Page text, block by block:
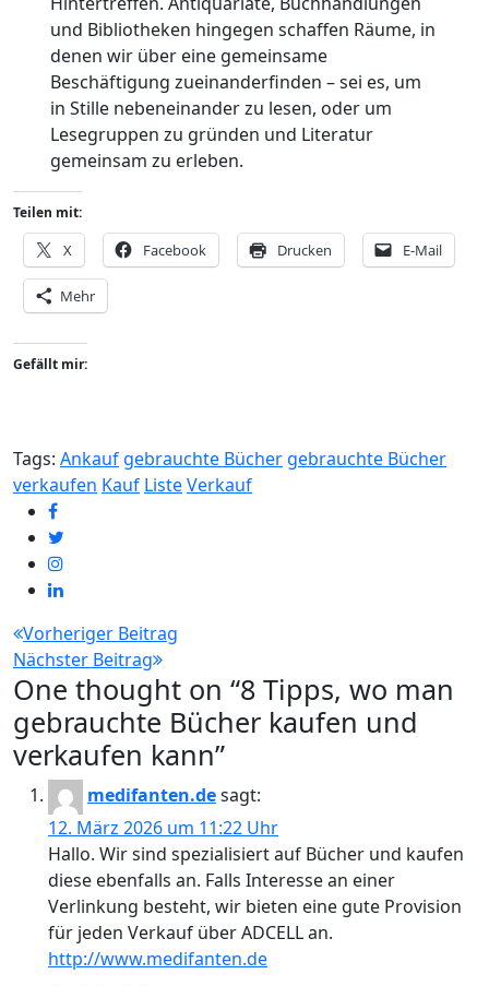
und Bibliotheken hingegen schaffen Räume, in
denen wir über eine gemeinsame
Beschäftigung zueinanderfinden – sei es, um
in Stille nebeneinander zu lesen, oder um
Lesegruppen zu gründen und Literatur
gemeinsam zu erleben.
Teilen mit:
X Facebook Drucken E-Mail
Mehr
Gefällt mir:
Tags: Ankauf gebrauchte Bücher gebrauchte Bücher
verkaufen Kauf ListeVerkauf
Beitragsnavigation
Vorheriger Beitrag
Nächster Beitrag
One thought on “8 Tipps, wo man
gebrauchte Bücher kaufen und
verkaufen kann”
medifanten.desagt:
12. März 2026 um 11:22 Uhr
Hallo. Wir sind spezialisiert auf Bücher und kaufen
diese ebenfalls an. Falls Interesse an einer
Verlinkung besteht, wir bieten eine gute Provision
für jeden Verkauf über ADCELL an.
http://www.medifanten.de